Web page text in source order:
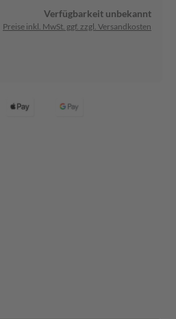
Verfügbarkeit unbekannt
Preise inkl. MwSt. ggf. zzgl. Versandkosten